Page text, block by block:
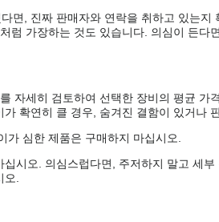
면, 진짜 판매자와 연락을 취하고 있는
럼 가장하는 것도 있습니다. 의심이 든
자세히 검토하여 선택한 장비의 평균
확연히 클 경우, 숨겨진 결함이 있거나
심한 제품은 구매하지 마십시오.
시오. 의심스럽다면, 주저하지 말고 세
.